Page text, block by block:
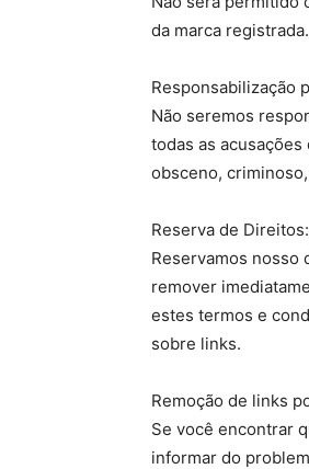
da marca registrada.
Responsabilização
Não seremos
todas as
obsceno,
Reserva de Direitos:
Reservamos nosso
remover
estes termos e
sobre links.
Remoção de links
Se você encontrar
informar do